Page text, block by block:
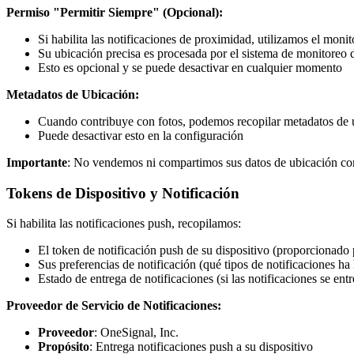
Permiso "Permitir Siempre" (Opcional):
Si habilita las notificaciones de proximidad, utilizamos el
Su ubicación precisa es procesada por el sistema de
Esto es opcional y se puede desactivar en cualquier momento
Metadatos de Ubicación:
Cuando contribuye con fotos, podemos recopilar metadatos
Puede desactivar esto en la configuración
Importante: No vendemos ni compartimos sus datos de ubicación
Tokens de Dispositivo y Notificación
Si habilita las notificaciones push, recopilamos:
El token de notificación push de su dispositivo (proporcionado
Sus preferencias de notificación (qué tipos de notificaciones
Estado de entrega de notificaciones (si las notificaciones se
Proveedor de Servicio de Notificaciones:
Proveedor: OneSignal, Inc.
Propósito: Entrega notificaciones push a su dispositivo